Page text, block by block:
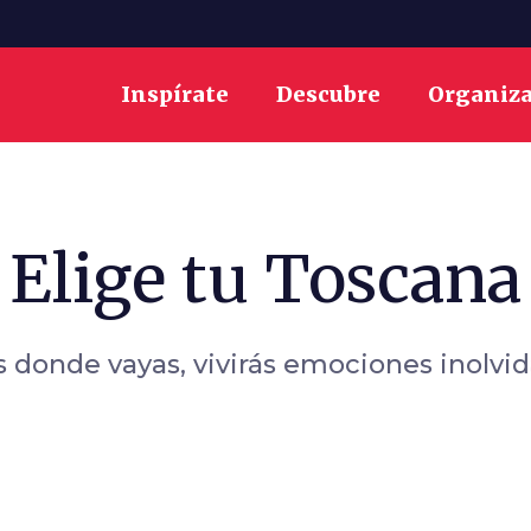
Inspírate Descubre Organiza
Elige tu Toscana
donde vayas, vivirás emociones